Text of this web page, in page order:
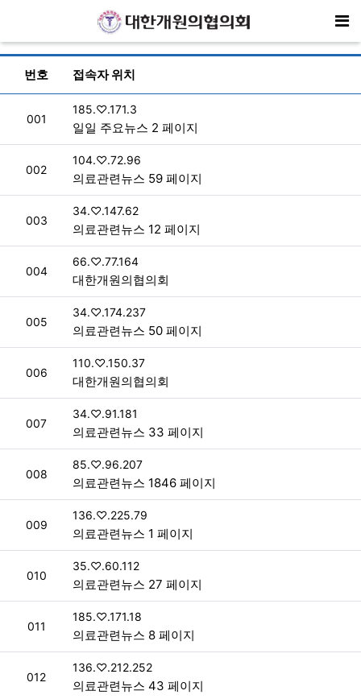
현재 접속자 목록
번호 접속자 위치
번호
001
접속자
185.♡.171.3
일일 주요뉴스 2 페이지
번호
002
접속자
104.♡.72.96
의료관련뉴스 59 페이지
번호
003
접속자
34.♡.147.62
의료관련뉴스 12 페이지
번호
004
접속자
66.♡.77.164
대한개원의협의회
번호
005
접속자
34.♡.174.237
의료관련뉴스 50 페이지
번호
006
접속자
110.♡.150.37
대한개원의협의회
번호
007
접속자
34.♡.91.181
의료관련뉴스 33 페이지
번호
008
접속자
85.♡.96.207
의료관련뉴스 1846 페이지
번호
009
접속자
136.♡.225.79
의료관련뉴스 1 페이지
번호
010
접속자
35.♡.60.112
의료관련뉴스 27 페이지
번호
011
접속자
185.♡.171.18
의료관련뉴스 8 페이지
번호
012
접속자
136.♡.212.252
의료관련뉴스 43 페이지